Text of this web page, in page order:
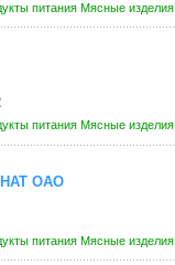
питания Мясные изделия
питания Мясные изделия
ОАО
питания Мясные изделия